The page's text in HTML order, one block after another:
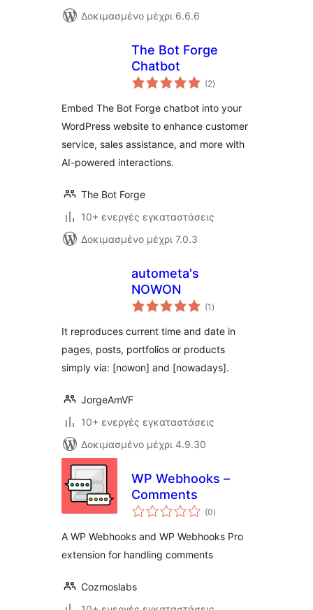
Δοκιμασμένο μέχρι 6.6.6
The Bot Forge
Chatbot
(2αξιολογήσεις
σύνολο
)
Embed The Bot Forge chatbot into your
WordPress website to enhance customer
service, sales assistance, and more with
AI-powered interactions.
The Bot Forge
10+ ενεργές εγκαταστάσεις
Δοκιμασμένο μέχρι 7.0.3
autometa's
NOWON
(1 αξιολογήσεις
σύνολο
)
It reproduces current time and date in
pages, posts, portfolios or products
simply via: [nowon] and [nowadays].
JorgeAmVF
10+ ενεργές εγκαταστάσεις
Δοκιμασμένο μέχρι 4.9.30
WP Webhooks –
Comments
(0αξιολογήσεις
σύνολο
)
A WP Webhooks and WP Webhooks Pro
extension for handling comments
Cozmoslabs